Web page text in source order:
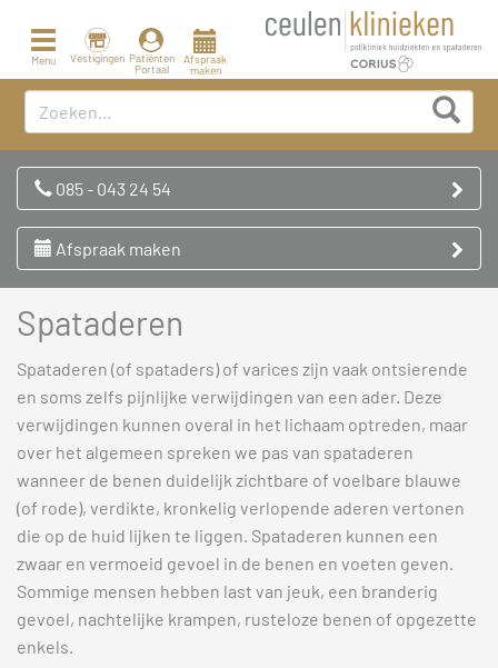
Toggle
navigation
Menu Vestigingen Patiënten
Portaal
Afspraak
maken
085 - 043 24 54
Afspraak maken
Spataderen
Spataderen (of spataders) of varices zijn vaak ontsierende
en soms zelfs pijnlijke verwijdingen van een ader. Deze
verwijdingen kunnen overal in het lichaam optreden, maar
over het algemeen spreken we pas van spataderen
wanneer de benen duidelijk zichtbare of voelbare blauwe
(of rode), verdikte, kronkelig verlopende aderen vertonen
die op de huid lijken te liggen. Spataderen kunnen een
zwaar en vermoeid gevoel in de benen en voeten geven.
Sommige mensen hebben last van jeuk, een branderig
gevoel, nachtelijke krampen, rusteloze benen of opgezette
enkels.